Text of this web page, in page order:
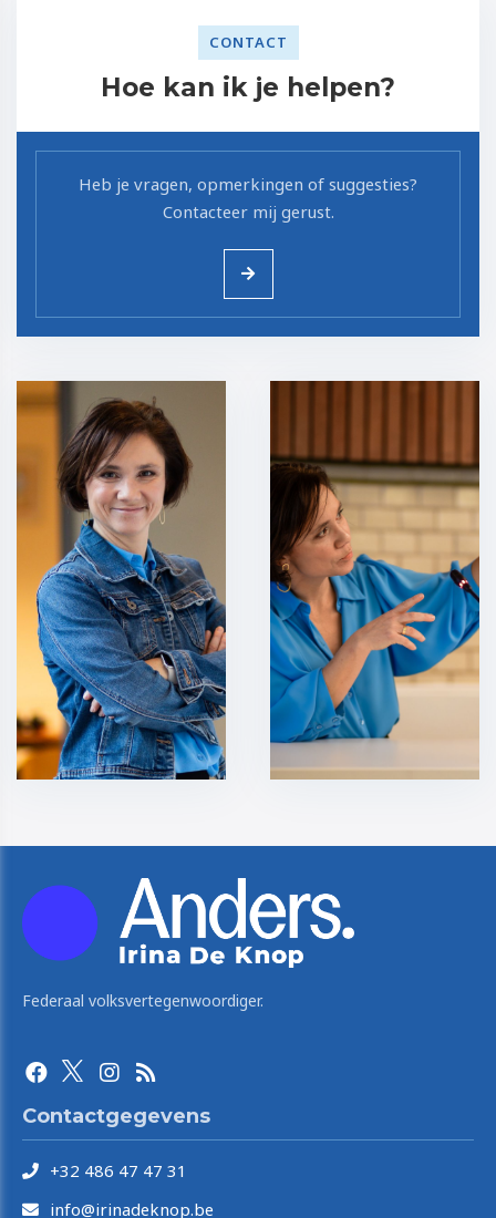
CONTACT
Hoe kan ik je helpen?
Heb je vragen, opmerkingen of suggesties?
Contacteer mij gerust.
Federaal volksvertegenwoordiger.
Contactgegevens
+32 486 47 47 31
info@irinadeknop.be